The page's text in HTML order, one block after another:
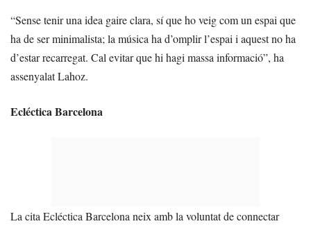
“Sense tenir una idea gaire clara, sí que ho veig com un espai que
ha de ser minimalista; la música ha d’omplir l’espai i aquest no ha
d’estar recarregat. Cal evitar que hi hagi massa informació”, ha
assenyalat Lahoz.
Ecléctica Barcelona
La cita Ecléctica Barcelona neix amb la voluntat de connectar